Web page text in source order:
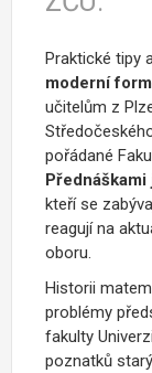
Praktické tipy
moderní
učitelům z
pořádané
kteří se
reagují na
oboru.
Historii
problémy
fakulty
poznatků